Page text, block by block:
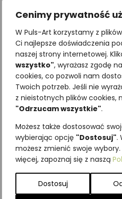
Cenimy prywatność
W Puls-Art korzystamy z
Ci najlepsze doświadczenia
naszej strony internetowej.
wszystko", wyrażasz zgodę
cookies, co pozwoli nam
Twoich potrzeb. Jeśli nie
z nieistotnych plików cookies,
"Odrzucam wszystkie".
Możesz także dostosować
wybierając opcję "Dostosuj".
możesz zmienić swoje
więcej, zapoznaj się z naszą
Dostosuj
cm
Wiek:3+
Podobne produkty